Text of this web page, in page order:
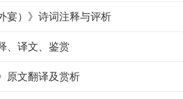
宴）》诗词注释与评析
、译文、鉴赏
原文翻译及赏析